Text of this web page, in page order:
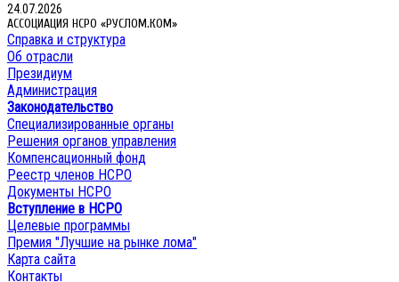
24.07.2026
АССОЦИАЦИЯ НСРО «РУСЛОМ.КОМ»
Справка и структура
Об отрасли
Президиум
Администрация
Законодательство
Специализированные органы
Решения органов управления
Компенсационный фонд
Реестр членов НСРО
Документы НСРО
Вступление в НСРО
Целевые программы
Премия "Лучшие на рынке лома"
Карта сайта
Контакты